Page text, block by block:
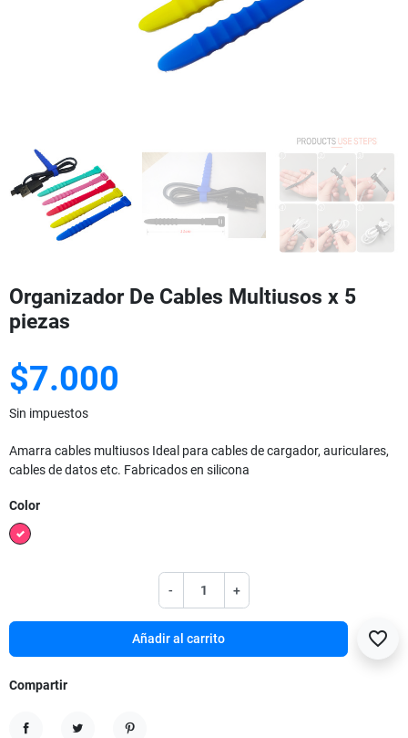
Organizador De Cables Multiusos x 5
piezas
$7.000
Sin impuestos
Amarra cables multiusos Ideal para cables de cargador, auriculares,
cables de datos etc. Fabricados en silicona
Color
Multicolor
- +
Añadir al carrito favorite_border
Compartir